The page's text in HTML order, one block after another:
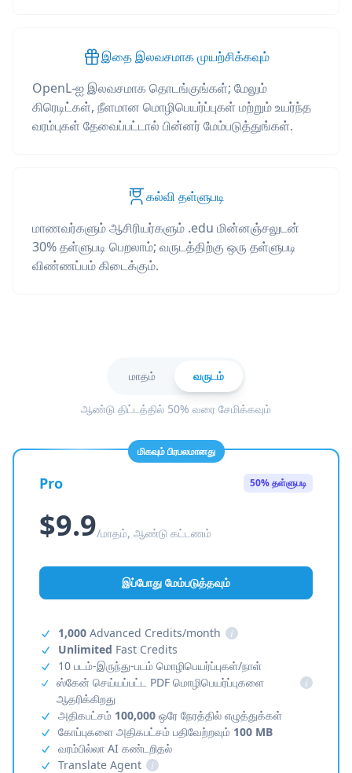
இதை இலவசமாக முயற்சிக்கவும்
OpenL-ஐ இலவசமாக தொடங்குங்கள்; மேலும்
கிரெடிட்கள், நீளமான மொழிபெயர்ப்புகள் மற்றும் உயர்ந்த
வரம்புகள் தேவைப்பட்டால் பின்னர் மேம்படுத்துங்கள்.
கல்வி தள்ளுபடி
மாணவர்களும் ஆசிரியர்களும் .edu மின்னஞ்சலுடன்
30% தள்ளுபடி பெறலாம்; வருடத்திற்கு ஒரு தள்ளுபடி
விண்ணப்பம் கிடைக்கும்.
மாதம் வருடம்
ஆண்டு திட்டத்தில் 50% வரை சேமிக்கவும்
மிகவும் பிரபலமானது
Pro 50% தள்ளுபடி
$9.9/மாதம், ஆண்டு கட்டணம்
இப்போது மேம்படுத்தவும்
1,000 Advanced Credits/month
i
Unlimited Fast Credits
10 படம்-இருந்து-படம் மொழிபெயர்ப்புகள்/நாள்
ஸ்கேன் செய்யப்பட்ட PDF மொழிபெயர்ப்புகளை
ஆதரிக்கிறது
i
அதிகபட்சம் 100,000 ஒரே நேரத்தில் எழுத்துக்கள்
கோப்புகளை அதிகபட்சம் பதிவேற்றவும் 100 MB
வரம்பில்லா AI கண்டறிதல்
Translate Agent
i